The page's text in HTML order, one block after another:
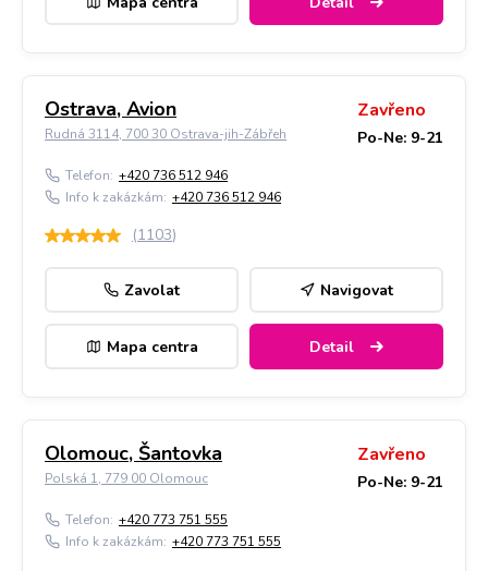
Ostrava, Avion
Rudná 3114, 700 30 Ostrava-jih-Zábřeh
Zavřeno
Po-Ne: 9-21
Telefon: +420 736 512 946
Info k zakázkám: +420 736 512 946
(1103)
Zavolat Navigovat
Mapa centra Detail
Olomouc, Šantovka
Polská 1, 779 00 Olomouc
Zavřeno
Po-Ne: 9-21
Telefon: +420 773 751 555
Info k zakázkám: +420 773 751 555